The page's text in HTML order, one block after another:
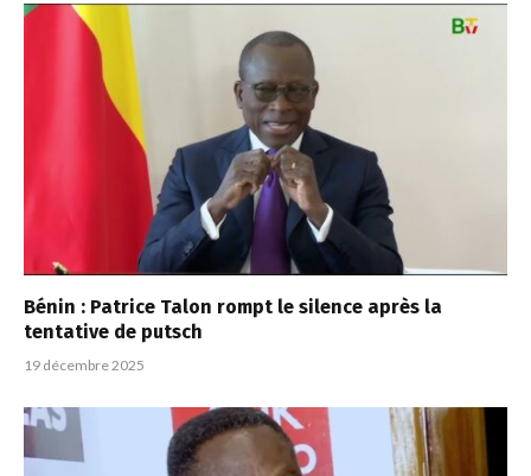
Bénin : Patrice Talon rompt le silence après la
tentative de putsch
19 décembre 2025